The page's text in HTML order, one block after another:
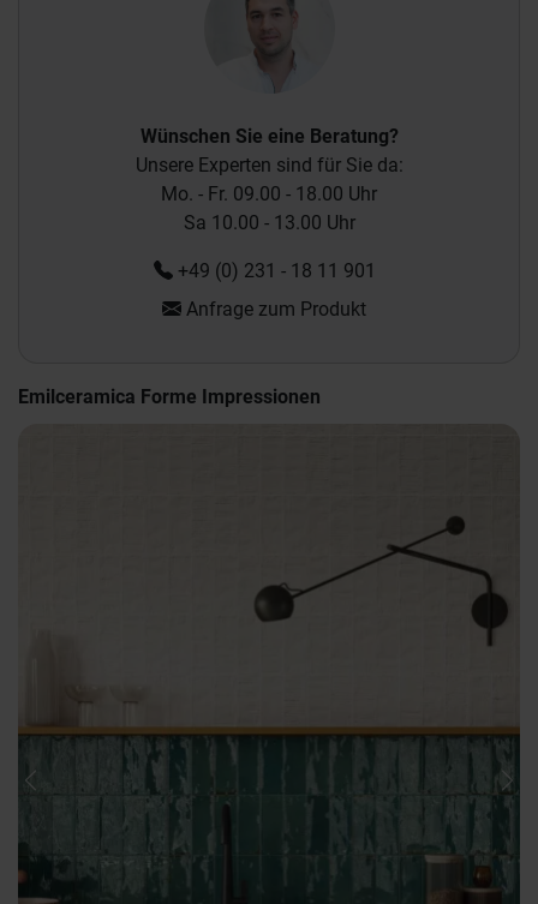
Wünschen Sie eine Beratung?
Unsere Experten sind für Sie da:
Mo. - Fr. 09.00 - 18.00 Uhr
Sa 10.00 - 13.00 Uhr
+49 (0) 231 - 18 11 901
Anfrage zum Produkt
Emilceramica Forme Impressionen
Previous